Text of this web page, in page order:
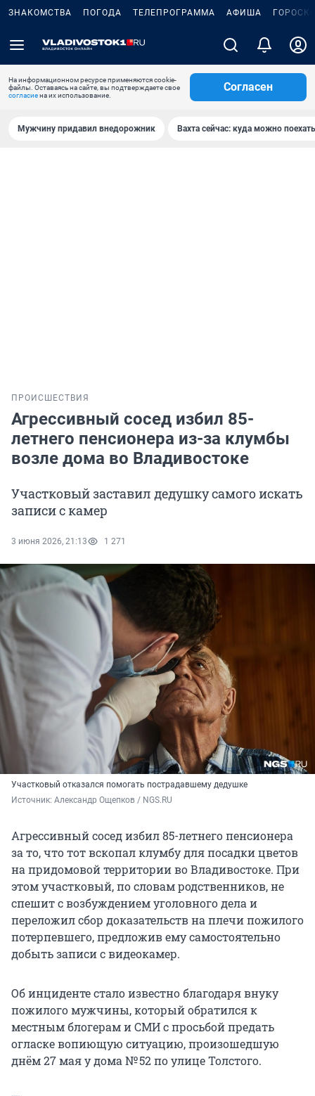
ЗНАКОМСТВА ПОГОДА ТЕЛЕПРОГРАММА АФИША
На информационном ресурсе применяются cookie-
файлы. Оставаясь на сайте, вы подтверждаете свое
согласиена их использование.
Согласен
Мужчину придавил внедорожник Вахта сейчас: куда можно
ПРОИСШЕСТВИЯ
Агрессивный сосед избил 85-
летнего пенсионера из-за клумбы
возле дома во Владивостоке
Участковый заставил дедушку самого искать
записи с камер
3 июня 2026, 21:13 1 271
Участковый отказался помогать пострадавшему дедушке
Источник: Александр Ощепков / NGS.RU
Агрессивный сосед избил 85-летнего пенсионера
за то, что тот вскопал клумбу для посадки цветов
на придомовой территории во Владивостоке. При
этом участковый, по словам родственников, не
спешит с возбуждением уголовного дела и
переложил сбор доказательств на плечи пожилого
потерпевшего, предложив ему самостоятельно
добыть записи с видеокамер.
Об инциденте стало известно благодаря внуку
пожилого мужчины, который обратился к
местным блогерам и СМИ с просьбой предать
огласке вопиющую ситуацию, произошедшую
днём 27 мая у дома № 52 по улице Толстого.